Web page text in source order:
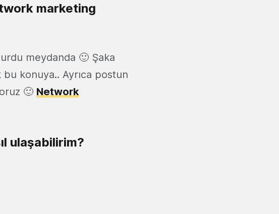
marketing
meydanda 🙂 Şaka
bu konuya.. Ayrıca postun
🙂 Network
ulaşabilirim?